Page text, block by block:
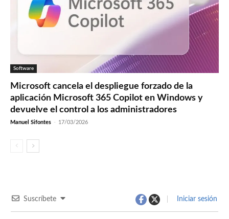
Software
Microsoft cancela el despliegue forzado de la
aplicación Microsoft 365 Copilot en Windows y
devuelve el control a los administradores
Manuel Sifontes - 17/03/2026
Suscríbete Iniciar sesión